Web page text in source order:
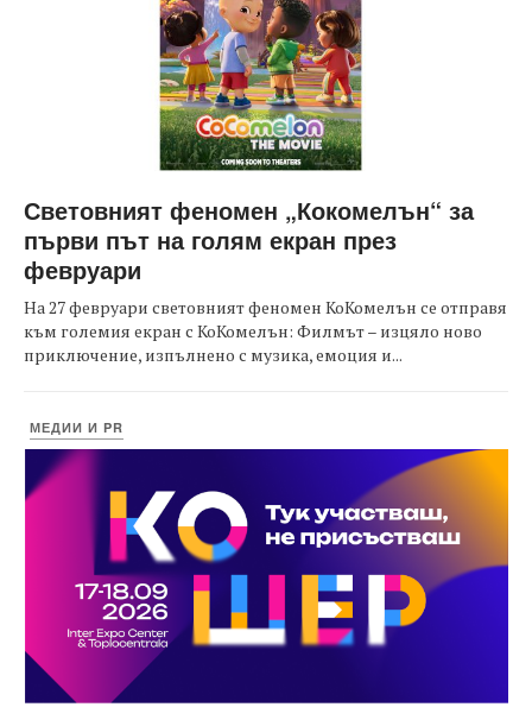
Световният феномен „Кокомелън“ за
първи път на голям екран през
февруари
На 27 февруари световният феномен КоКомелън се отправя
към големия екран с КоКомелън: Филмът – изцяло ново
приключение, изпълнено с музика, емоция и...
МЕДИИ И PR